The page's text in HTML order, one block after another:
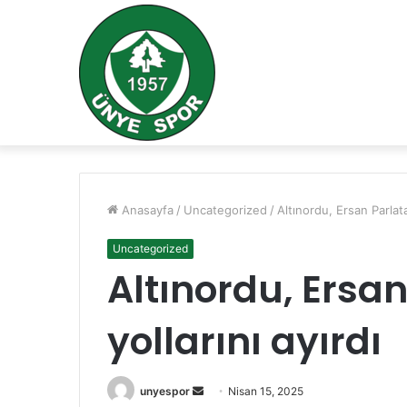
Anasayfa / Uncategorized / Altınordu, Ersan
Uncategorized
Altınordu,
yollarını ayırdı
unyespor
Bir
Nisan 15, 2025